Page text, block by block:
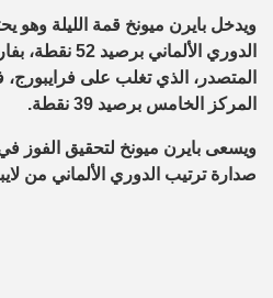
ويدخل بايرن ميونخ قمة الليلة وهو
الدوري
المتصدر، الذي تغلب على فرايبورج،
المركز الخامس برصيد 39 نقطة.
ويسعى بايرن ميونخ لتحقيق الفوز
صدارة ترتيب الدوري الألماني من